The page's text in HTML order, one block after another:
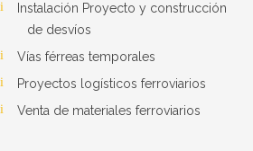
Instalación Proyecto y construcción
de desvíos
Vías férreas temporales
Proyectos logísticos ferroviarios
Venta de materiales ferroviarios